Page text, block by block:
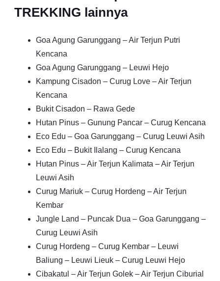
TREKKING lainnya
Goa Agung Garunggang – Air Terjun Putri
Kencana
Goa Agung Garunggang – Leuwi Hejo
Kampung Cisadon – Curug Love – Air Terjun
Kencana
Bukit Cisadon – Rawa Gede
Hutan Pinus – Gunung Pancar – Curug Kencana
Eco Edu – Goa Garunggang – Curug Leuwi Asih
Eco Edu – Bukit Ilalang – Curug Kencana
Hutan Pinus – Air Terjun Kalimata – Air Terjun
Leuwi Asih
Curug Mariuk – Curug Hordeng – Air Terjun
Kembar
Jungle Land – Puncak Dua – Goa Garunggang –
Curug Leuwi Asih
Curug Hordeng – Curug Kembar – Leuwi
Baliung – Leuwi Lieuk – Curug Leuwi Hejo
Cibakatul – Air Terjun Golek – Air Terjun Ciburial